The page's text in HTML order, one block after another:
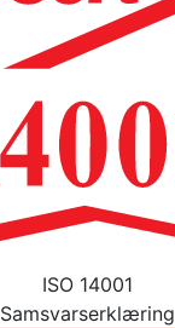
ISO 14001
Samsvarserklæring